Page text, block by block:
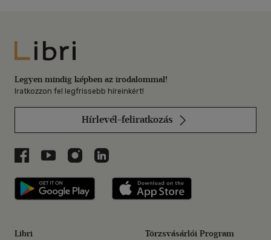
Libri
Legyen mindig képben az irodalommal!
Iratkozzon fel legfrissebb híreinkért!
Hírlevél-feliratkozás
Libri a Facebookon
Libri a Youtube-on
Libri az Instagramon
Libri a LinkedInen
Libri applikáció Szerezd meg: Google
Libri Törzsvásárlói Program